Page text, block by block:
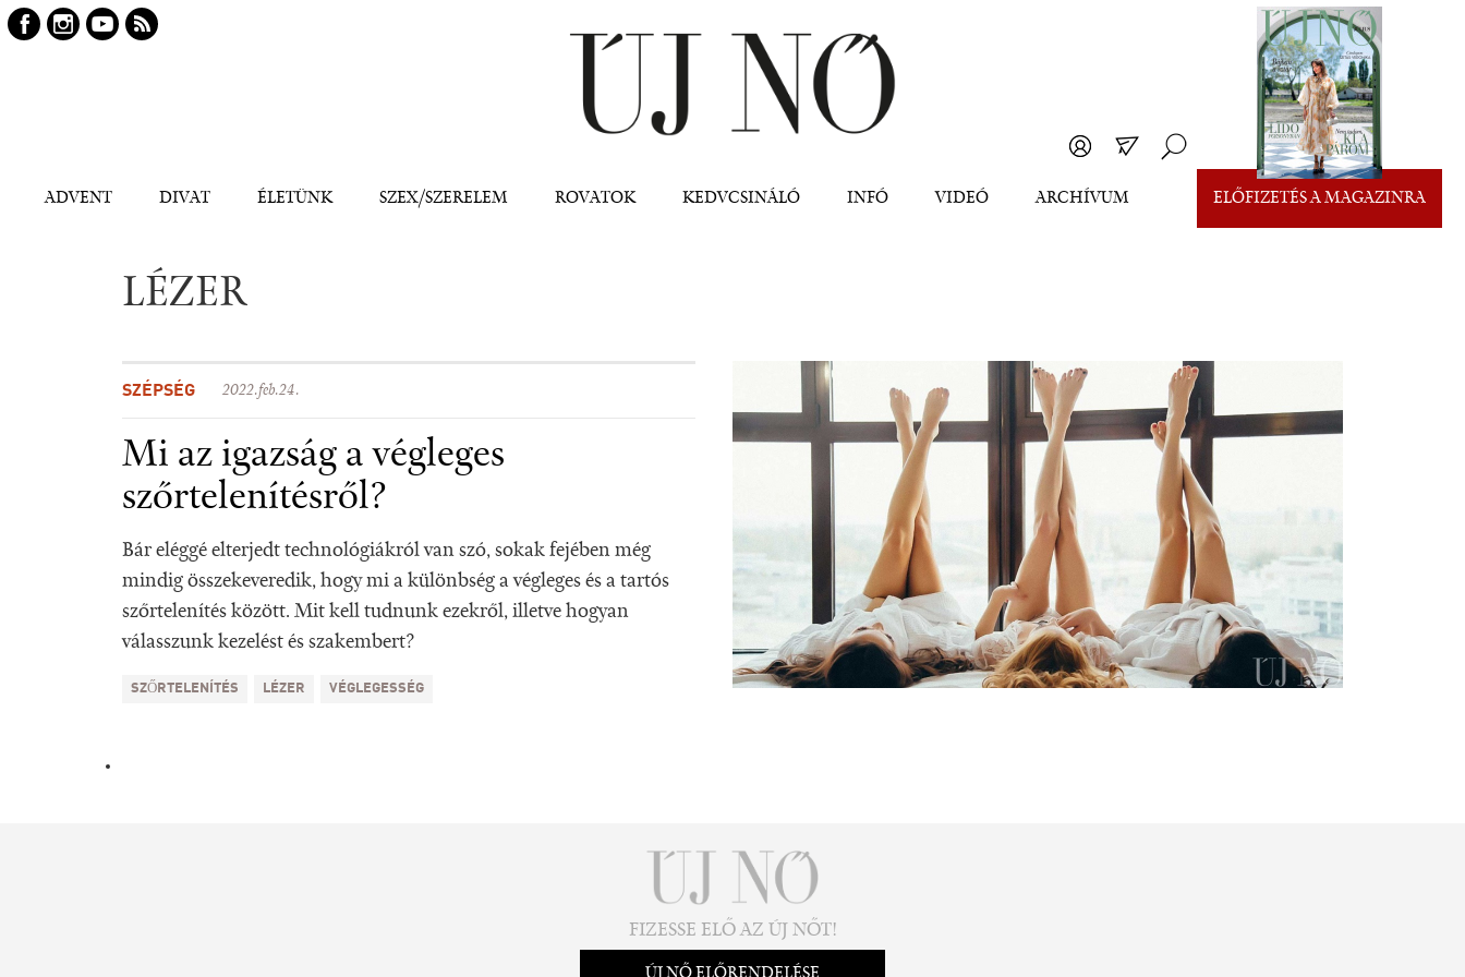
ADVENT DIVAT ÉLETÜNK SZEX/SZERELEM ROVATOK KEDVCSINÁLÓ INFÓ VIDEÓ ARCHÍVUM ELŐFIZETÉS A MAGAZINRA
LÉZER
SZÉPSÉG 2022.feb.24.
Mi az igazság a végleges
szőrtelenítésről?
Bár eléggé elterjedt technológiákról van szó, sokak fejében még
mindig összekeveredik, hogy mi a különbség a végleges és a tartós
szőrtelenítés között. Mit kell tudnunk ezekről, illetve hogyan
válasszunk kezelést és szakembert?
SZŐRTELENÍTÉS LÉZER VÉGLEGESSÉG
FIZESSE ELŐ AZ ÚJ NŐT!